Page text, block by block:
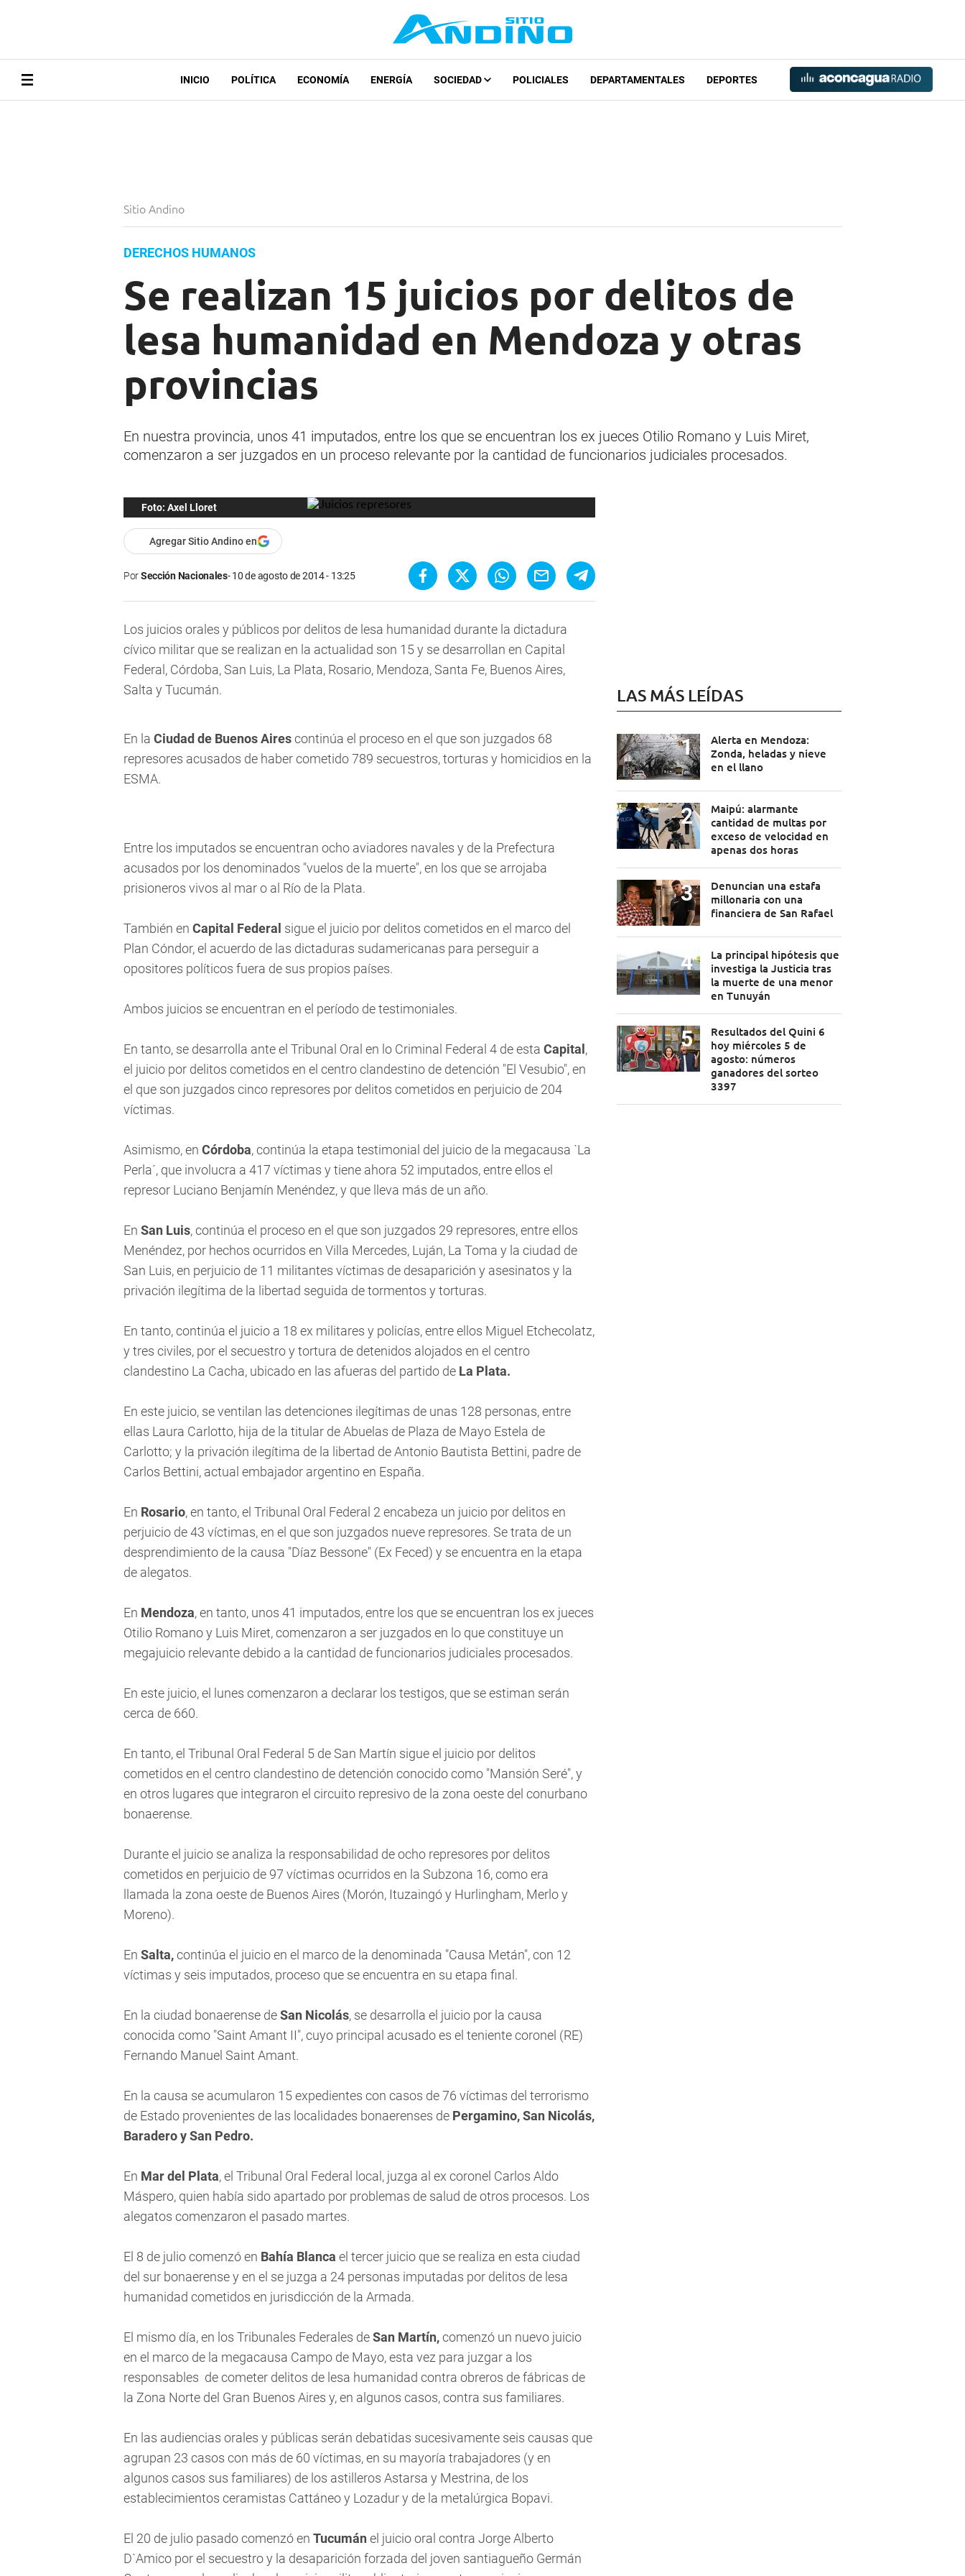
INICIO POLÍTICA ECONOMÍA ENERGÍA SOCIEDAD POLICIALES DEPARTAMENTALES DEPORTES
Sitio Andino
DERECHOS HUMANOS
Se realizan 15 juicios por delitos de
lesa humanidad en Mendoza y otras
provincias
En nuestra provincia, unos 41 imputados, entre los que se encuentran los ex jueces Otilio Romano y Luis Miret,
comenzaron a ser juzgados en un proceso relevante por la cantidad de funcionarios judiciales procesados.
Foto: Axel Lloret
Agregar Sitio Andino en
PorSección Nacionales 10 de agosto de 2014 - 13:25
Los juicios orales y públicos por delitos de lesa humanidad durante la dictadura
cívico militar que se realizan en la actualidad son 15 y se desarrollan en Capital
Federal, Córdoba, San Luis, La Plata, Rosario, Mendoza, Santa Fe, Buenos Aires,
Salta y Tucumán.
En la Ciudad de Buenos Airescontinúa el proceso en el que son juzgados 68
represores acusados de haber cometido 789 secuestros, torturas y homicidios en la
ESMA.
Entre los imputados se encuentran ocho aviadores navales y de la Prefectura
acusados por los denominados "vuelos de la muerte", en los que se arrojaba
prisioneros vivos al mar o al Río de la Plata.
También en Capital Federal sigue el juicio por delitos cometidos en el marco del
Plan Cóndor, el acuerdo de las dictaduras sudamericanas para perseguir a
opositores políticos fuera de sus propios países.
Ambos juicios se encuentran en el período de testimoniales.
En tanto, se desarrolla ante el Tribunal Oral en lo Criminal Federal 4 de esta Capital ,
el juicio por delitos cometidos en el centro clandestino de detención "El Vesubio", en
el que son juzgados cinco represores por delitos cometidos en perjuicio de 204
víctimas.
Asimismo, en Córdoba, continúa la etapa testimonial del juicio de la megacausa `La
Perla´, que involucra a 417 víctimas y tiene ahora 52 imputados, entre ellos el
represor Luciano Benjamín Menéndez, y que lleva más de un año.
En San Luis, continúa el proceso en el que son juzgados 29 represores, entre ellos
Menéndez, por hechos ocurridos en Villa Mercedes, Luján, La Toma y la ciudad de
San Luis, en perjuicio de 11 militantes víctimas de desaparición y asesinatos y la
privación ilegítima de la libertad seguida de tormentos y torturas.
En tanto, continúa el juicio a 18 ex militares y policías, entre ellos Miguel Etchecolatz,
y tres civiles, por el secuestro y tortura de detenidos alojados en el centro
clandestino La Cacha, ubicado en las afueras del partido de La Plata.
En este juicio, se ventilan las detenciones ilegítimas de unas 128 personas, entre
ellas Laura Carlotto, hija de la titular de Abuelas de Plaza de Mayo Estela de
Carlotto; y la privación ilegítima de la libertad de Antonio Bautista Bettini, padre de
Carlos Bettini, actual embajador argentino en España.
En Rosario, en tanto, el Tribunal Oral Federal 2 encabeza un juicio por delitos en
perjuicio de 43 víctimas, en el que son juzgados nueve represores. Se trata de un
desprendimiento de la causa "Díaz Bessone" (Ex Feced) y se encuentra en la etapa
de alegatos.
En Mendoza, en tanto, unos 41 imputados, entre los que se encuentran los ex jueces
Otilio Romano y Luis Miret, comenzaron a ser juzgados en lo que constituye un
megajuicio relevante debido a la cantidad de funcionarios judiciales procesados.
En este juicio, el lunes comenzaron a declarar los testigos, que se estiman serán
cerca de 660.
En tanto, el Tribunal Oral Federal 5 de San Martín sigue el juicio por delitos
cometidos en el centro clandestino de detención conocido como "Mansión Seré", y
en otros lugares que integraron el circuito represivo de la zona oeste del conurbano
bonaerense.
Durante el juicio se analiza la responsabilidad de ocho represores por delitos
cometidos en perjuicio de 97 víctimas ocurridos en la Subzona 16, como era
llamada la zona oeste de Buenos Aires (Morón, Ituzaingó y Hurlingham, Merlo y
Moreno).
En Salta,continúa el juicio en el marco de la denominada "Causa Metán", con 12
víctimas y seis imputados, proceso que se encuentra en su etapa final.
En la ciudad bonaerense deSan Nicolás, se desarrolla el juicio por la causa
conocida como "Saint Amant II", cuyo principal acusado es el teniente coronel (RE)
Fernando Manuel Saint Amant.
En la causa se acumularon 15 expedientes con casos de 76 víctimas del terrorismo
de Estado provenientes de las localidades bonaerenses de Pergamino, San Nicolás,
Baradero y San Pedro.
En Mar del Plata, el Tribunal Oral Federal local, juzga al ex coronel Carlos Aldo
Máspero, quien había sido apartado por problemas de salud de otros procesos. Los
alegatos comenzaron el pasado martes.
El 8 de julio comenzó en Bahía Blanca el tercer juicio que se realiza en esta ciudad
del sur bonaerense y en el se juzga a 24 personas imputadas por delitos de lesa
humanidad cometidos en jurisdicción de la Armada.
El mismo día, en los Tribunales Federales deSan Martín,comenzó un nuevo juicio
en el marco de la megacausa Campo de Mayo, esta vez para juzgar a los
responsables de cometer delitos de lesa humanidad contra obreros de fábricas de
la Zona Norte del Gran Buenos Aires y, en algunos casos, contra sus familiares.
En las audiencias orales y públicas serán debatidas sucesivamente seis causas que
agrupan 23 casos con más de 60 víctimas, en su mayoría trabajadores (y en
algunos casos sus familiares) de los astilleros Astarsa y Mestrina, de los
establecimientos ceramistas Cattáneo y Lozadur y de la metalúrgica Bopavi.
El 20 de julio pasado comenzó en Tucumán el juicio oral contra Jorge Alberto
D`Amico por el secuestro y la desaparición forzada del joven santiagueño Germán
LAS MÁS LEÍDAS
Alerta en Mendoza:
Zonda, heladas y nieve
en el llano
Maipú: alarmante
cantidad de multas por
exceso de velocidad en
apenas dos horas
Denuncian una estafa
millonaria con una
financiera de San Rafael
La principal hipótesis que
investiga la Justicia tras
la muerte de una menor
en Tunuyán
Resultados del Quini 6
hoy miércoles 5 de
agosto: números
ganadores del sorteo
3397